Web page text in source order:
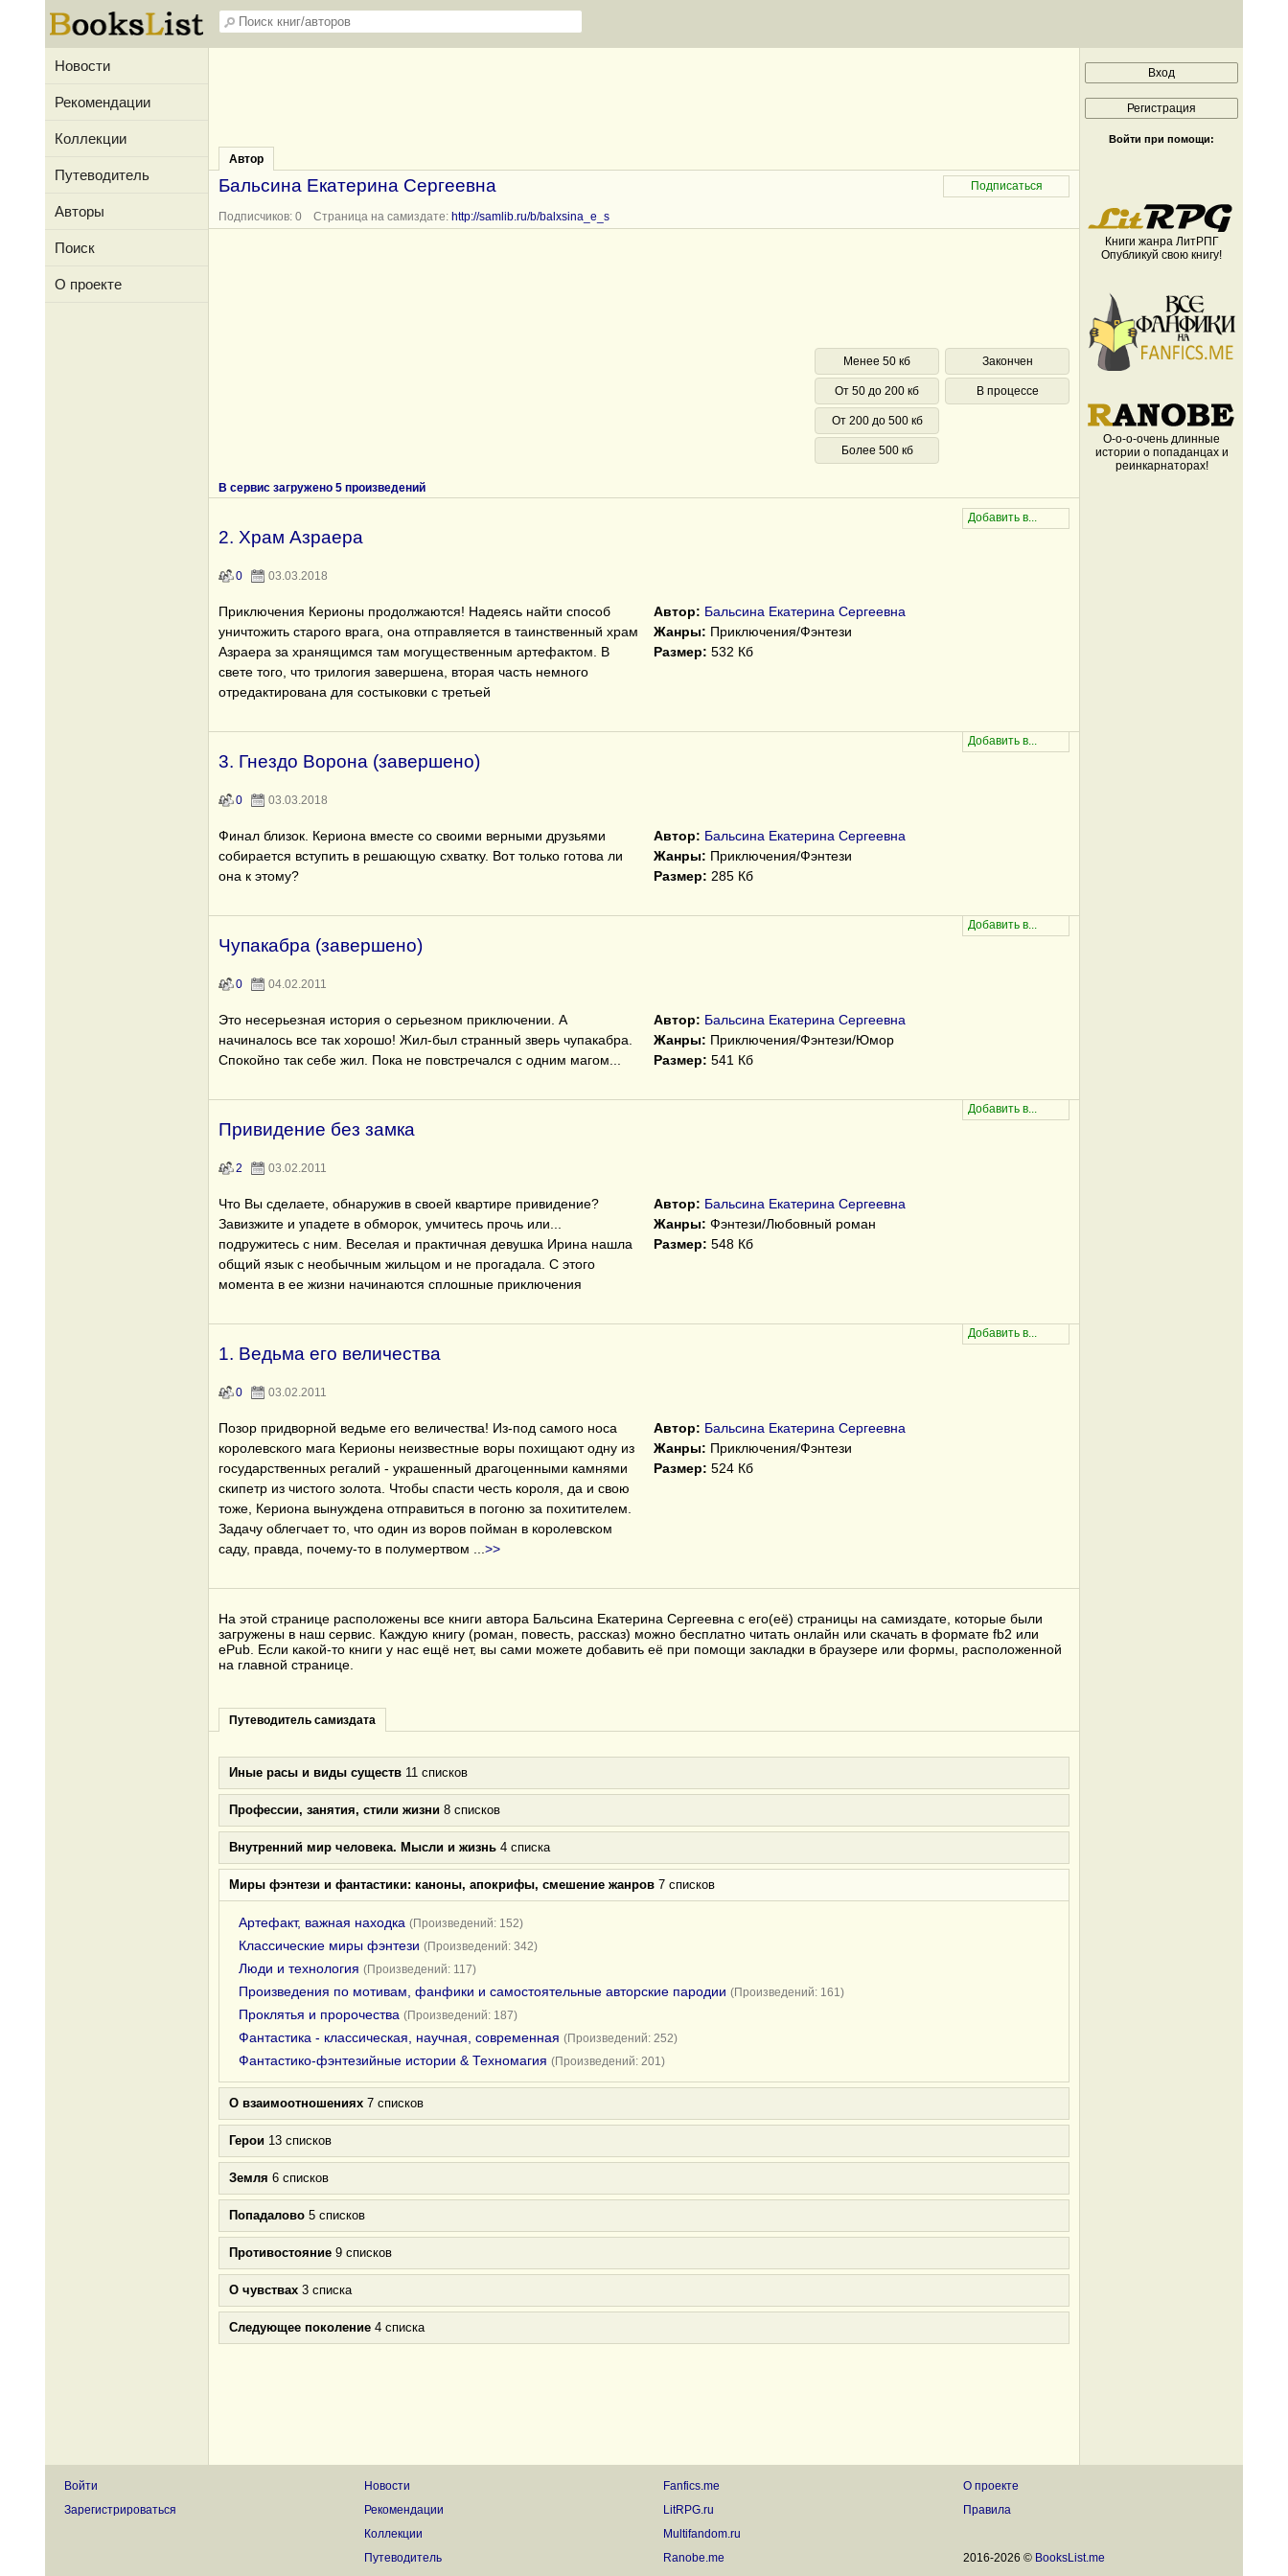
Новости
Рекомендации
Коллекции
Путеводитель
Авторы
Поиск
О проекте
Автор
Бальсина Екатерина Сергеевна
Подписчиков: 0 Страница на самиздате: http://samlib.ru/b/balxsina_e_s
Менее 50 кб
От 50 до 200 кб
От 200 до 500 кб
Более 500 кб
Закончен
В процессе
В сервис загружено 5 произведений
2. Храм Азраера
0 03.03.2018
Приключения Керионы продолжаются! Надеясь найти способ
уничтожить старого врага, она отправляется в таинственный храм
Азраера за хранящимся там могущественным артефактом. В
свете того, что трилогия завершена, вторая часть немного
отредактирована для состыковки с третьей
Автор: Бальсина Екатерина Сергеевна
Жанры: Приключения/Фэнтези
Размер: 532 Кб
3. Гнездо Ворона (завершено)
0 03.03.2018
Финал близок. Кериона вместе со своими верными друзьями
собирается вступить в решающую схватку. Вот только готова ли
она к этому?
Автор: Бальсина Екатерина Сергеевна
Жанры: Приключения/Фэнтези
Размер: 285 Кб
Чупакабра (завершено)
0 04.02.2011
Это несерьезная история о серьезном приключении. А
начиналось все так хорошо! Жил-был странный зверь чупакабра.
Спокойно так себе жил. Пока не повстречался с одним магом...
Автор: Бальсина Екатерина Сергеевна
Жанры: Приключения/Фэнтези/Юмор
Размер: 541 Кб
Привидение без замка
2 03.02.2011
Что Вы сделаете, обнаружив в своей квартире привидение?
Завизжите и упадете в обморок, умчитесь прочь или...
подружитесь с ним. Веселая и практичная девушка Ирина нашла
общий язык с необычным жильцом и не прогадала. С этого
момента в ее жизни начинаются сплошные приключения
Автор: Бальсина Екатерина Сергеевна
Жанры: Фэнтези/Любовный роман
Размер: 548 Кб
1. Ведьма его величества
0 03.02.2011
Позор придворной ведьме его величества! Из-под самого носа
королевского мага Керионы неизвестные воры похищают одну из
государственных регалий - украшенный драгоценными камнями
скипетр из чистого золота. Чтобы спасти честь короля, да и свою
тоже, Кериона вынуждена отправиться в погоню за похитителем.
Задачу облегчает то, что один из воров пойман в королевском
саду, правда, почему-то в полумертвом
>>
Автор: Бальсина Екатерина Сергеевна
Жанры: Приключения/Фэнтези
Размер: 524 Кб
На этой странице расположены все книги автора Бальсина Екатерина Сергеевна с его(её) страницы на самиздате, которые были
загружены в наш сервис. Каждую книгу (роман, повесть, рассказ) можно бесплатно читать онлайн или скачать в формате fb2 или
ePub. Если какой-то книги у нас ещё нет, вы сами можете добавить её при помощи закладки в браузере или формы, расположенной
на главной странице.
Путеводитель самиздата
Иные расы и виды существ 11 списков
Профессии, занятия, стили жизни 8 списков
Внутренний мир человека. Мысли и жизнь 4 списка
Миры фэнтези и фантастики: каноны, апокрифы, смешение жанров 7 списков
Артефакт, важная находка (Произведений: 152)
Классические миры фэнтези (Произведений: 342)
Люди и технология (Произведений: 117)
Произведения по мотивам, фанфики и самостоятельные авторские пародии (Произведений: 161)
Проклятья и пророчества (Произведений: 187)
Фантастика - классическая, научная, современная (Произведений: 252)
Фантастико-фэнтезийные истории & Техномагия (Произведений: 201)
О взаимоотношениях 7 списков
Герои 13 списков
Земля 6 списков
Попадалово 5 списков
Противостояние 9 списков
О чувствах 3 списка
Следующее поколение 4 списка
Войти при помощи:
Книги жанра ЛитРПГ
Опубликуй свою книгу!
О-о-о-очень длинные
истории о попаданцах и
реинкарнаторах!
Войти
Зарегистрироваться
Новости
Рекомендации
Коллекции
Путеводитель
Fanfics.me
LitRPG.ru
Multifandom.ru
Ranobe.me
О проекте
Правила
2016-2026 © BooksList.me